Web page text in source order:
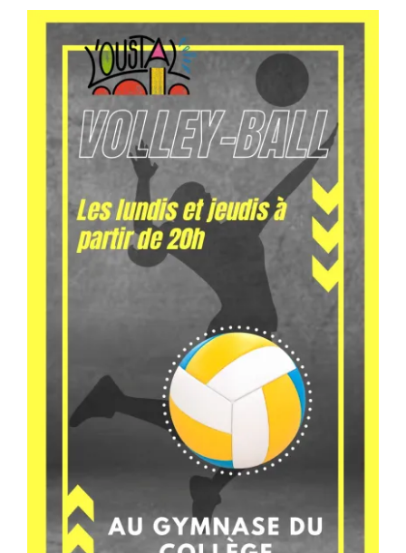
Séniors, Vie locale
Contacts